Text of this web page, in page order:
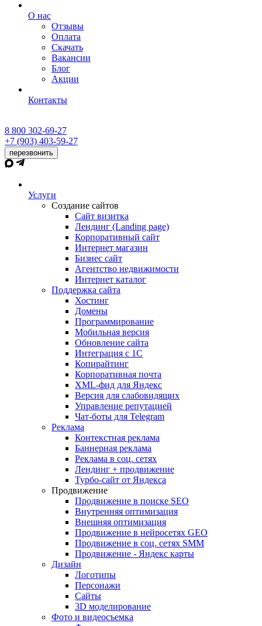
О нас
Отзывы
Оплата
Скачать
Вакансии
Блог
Акции
Контакты
8 800 302-69-27
+7 (903) 403-59-27
перезвонить
Услуги
Создание сайтов
Сайт визитка
Лендинг (Landing page)
Корпоративный сайт
Интернет магазин
Бизнес сайт
Агентство недвижимости
Интернет каталог
Поддержка сайта
Хостинг
Домены
Программирование
Мобильная версия
Обновление сайта
Интеграция с 1С
Копирайтинг
Корпоративная почта
XML-фид для Яндекс
Версия для слабовидящих
Управление репутацией
Чат-боты для Telegram
Реклама
Контекстная реклама
Баннерная реклама
Реклама в соц. сетях
Лендинг + продвижение
Турбо-сайт от Яндекса
Продвижение
Продвижение в поиске SEO
Внутренняя оптимизация
Внешняя оптимизация
Продвижение в нейросетях GEO
Продвижение в соц. сетях SMM
Продвижение - Яндекс карты
Дизайн
Логотипы
Персонажи
Сайты
3D моделирование
Фото и видеосъемка